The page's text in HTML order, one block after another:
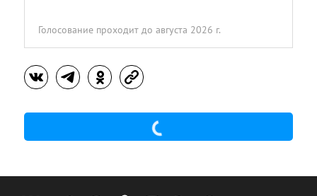
Голосование проходит до августа 2026 г.